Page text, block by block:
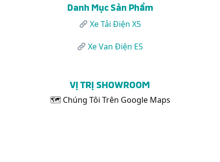
Danh Mục Sản Phẩm
Xe Tải Điện X5
Xe Van Điện E5
VỊ TRỊ SHOWROOM
🗺 Chúng Tôi Trên Google Maps